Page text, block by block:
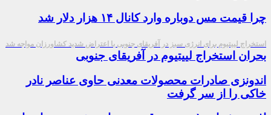
چرا قیمت مس دوباره وارد کانال ۱۴ هزار دلار شد
استخراج لییتیوم برای انرژی سبز در آفریقای جنوبی با اعتراض شدید کشاورزان مواجه شد
بحران استخراج لییتیوم در آفریقای جنوبی
اندونزی صادرات محصولات معدنی حاوی عناصر نادر
خاکی را از سر گرفت